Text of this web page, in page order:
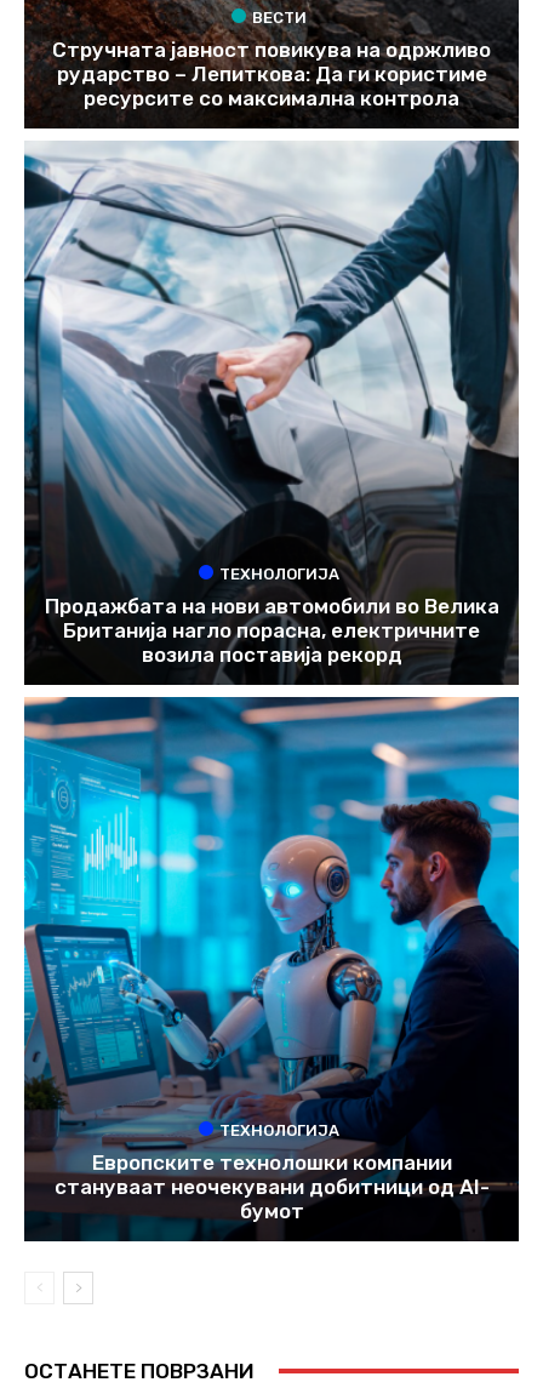
ВЕСТИ
Стручната јавност повикува на одржливо
рударство – Лепиткова: Да ги користиме
ресурсите со максимална контрола
ТЕХНОЛОГИЈА
Продажбата на нови автомобили во Велика
Британија нагло порасна, електричните
возила поставија рекорд
ТЕХНОЛОГИЈА
Европските технолошки компании
стануваат неочекувани добитници од AI-
бумот
ОСТАНЕТЕ ПОВРЗАНИ